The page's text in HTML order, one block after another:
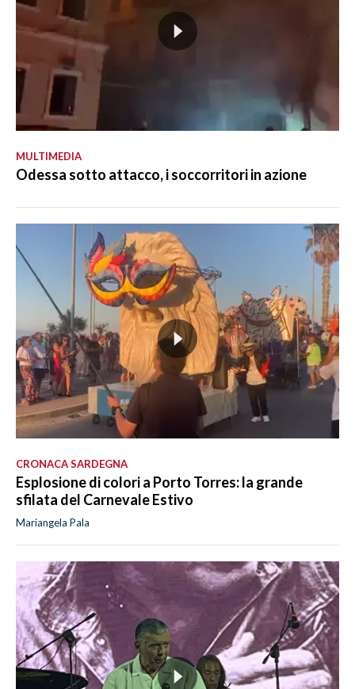
MULTIMEDIA
Odessa sotto attacco, i soccorritori in azione
CRONACA SARDEGNA
Esplosione di colori a Porto Torres: la grande
sfilata del Carnevale Estivo
Mariangela Pala